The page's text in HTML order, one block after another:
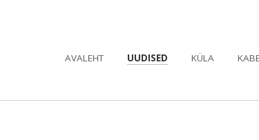
AVALEHT UUDISED KÜLA